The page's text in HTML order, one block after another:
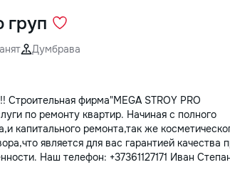
груп
Думбрава
Строительная фирма"MEGA STROY PRO
по ремонту квартир. Начиная с полного
капитального ремонта,так же
является для вас гарантией качества
Наш телефон: +37361127171 Иван